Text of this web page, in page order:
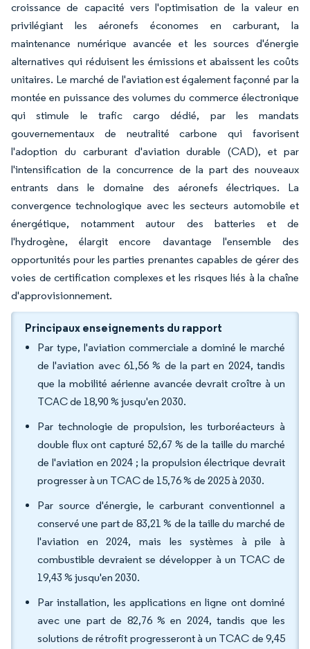
croissance de capacité vers l'optimisation de la valeur en
privilégiant les aéronefs économes en carburant, la
maintenance numérique avancée et les sources d'énergie
alternatives qui réduisent les émissions et abaissent les coûts
unitaires. Le marché de l'aviation est également façonné par la
montée en puissance des volumes du commerce électronique
qui stimule le trafic cargo dédié, par les mandats
gouvernementaux de neutralité carbone qui favorisent
l'adoption du carburant d'aviation durable (CAD), et par
l'intensification de la concurrence de la part des nouveaux
entrants dans le domaine des aéronefs électriques. La
convergence technologique avec les secteurs automobile et
énergétique, notamment autour des batteries et de
l'hydrogène, élargit encore davantage l'ensemble des
opportunités pour les parties prenantes capables de gérer des
voies de certification complexes et les risques liés à la chaîne
d'approvisionnement.
Principaux enseignements du rapport
Par type, l'aviation commerciale a dominé le marché
de l'aviation avec 61,56 % de la part en 2024, tandis
que la mobilité aérienne avancée devrait croître à un
TCAC de 18,90 % jusqu'en 2030.
Par technologie de propulsion, les turboréacteurs à
double flux ont capturé 52,67 % de la taille du marché
de l'aviation en 2024 ; la propulsion électrique devrait
progresser à un TCAC de 15,76 % de 2025 à 2030.
Par source d'énergie, le carburant conventionnel a
conservé une part de 83,21 % de la taille du marché de
l'aviation en 2024, mais les systèmes à pile à
combustible devraient se développer à un TCAC de
19,43 % jusqu'en 2030.
Par installation, les applications en ligne ont dominé
avec une part de 82,76 % en 2024, tandis que les
solutions de rétrofit progresseront à un TCAC de 9,45